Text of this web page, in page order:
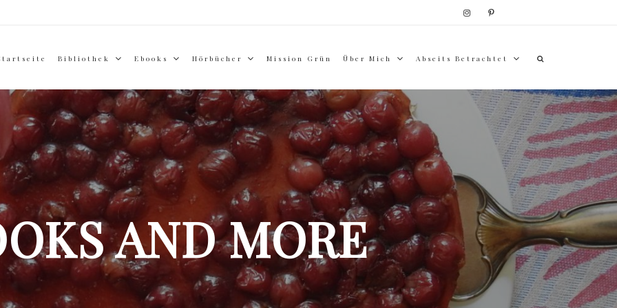
Bibliothek Ebooks Hörbücher Mission Grün Über Mich Abseits Betrachtet
AND MORE